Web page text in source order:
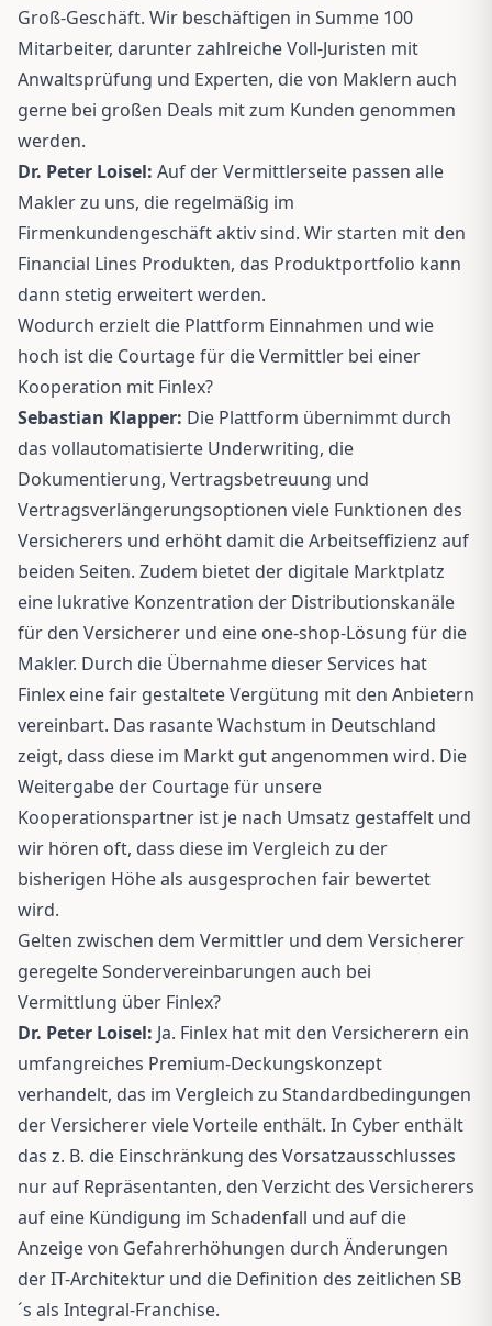
Groß-Geschäft. Wir beschäftigen in Summe 100
Mitarbeiter, darunter zahlreiche Voll-Juristen mit
Anwaltsprüfung und Experten, die von Maklern auch
gerne bei großen Deals mit zum Kunden genommen
werden.
Dr. Peter Loisel: Auf der Vermittlerseite passen alle
Makler zu uns, die regelmäßig im
Firmenkundengeschäft aktiv sind. Wir starten mit den
Financial Lines Produkten, das Produktportfolio kann
dann stetig erweitert werden.
Wodurch erzielt die Plattform Einnahmen und wie
hoch ist die Courtage für die Vermittler bei einer
Kooperation mit Finlex?
Sebastian Klapper: Die Plattform übernimmt durch
das vollautomatisierte Underwriting, die
Dokumentierung, Vertragsbetreuung und
Vertragsverlängerungsoptionen viele Funktionen des
Versicherers und erhöht damit die Arbeitseffizienz auf
beiden Seiten. Zudem bietet der digitale Marktplatz
eine lukrative Konzentration der Distributionskanäle
für den Versicherer und eine one-shop-Lösung für die
Makler. Durch die Übernahme dieser Services hat
Finlex eine fair gestaltete Vergütung mit den Anbietern
vereinbart. Das rasante Wachstum in Deutschland
zeigt, dass diese im Markt gut angenommen wird. Die
Weitergabe der Courtage für unsere
Kooperationspartner ist je nach Umsatz gestaffelt und
wir hören oft, dass diese im Vergleich zu der
bisherigen Höhe als ausgesprochen fair bewertet
wird.
Gelten zwischen dem Vermittler und dem Versicherer
geregelte Sondervereinbarungen auch bei
Vermittlung über Finlex?
Dr. Peter Loisel: Ja. Finlex hat mit den Versicherern ein
umfangreiches Premium-Deckungskonzept
verhandelt, das im Vergleich zu Standardbedingungen
der Versicherer viele Vorteile enthält. In Cyber enthält
das z. B. die Einschränkung des Vorsatzausschlusses
nur auf Repräsentanten, den Verzicht des Versicherers
auf eine Kündigung im Schadenfall und auf die
Anzeige von Gefahrerhöhungen durch Änderungen
der IT-Architektur und die Definition des zeitlichen SB
´s als Integral-Franchise.